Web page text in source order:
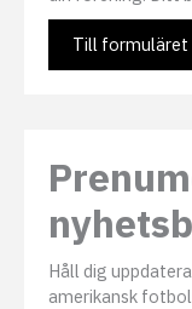
Till formuläret
Håll dig
amerikansk